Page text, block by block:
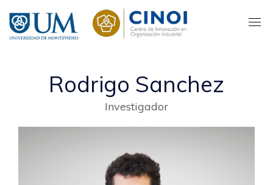
contenido
principal
Rodrigo Sanchez
Investigador